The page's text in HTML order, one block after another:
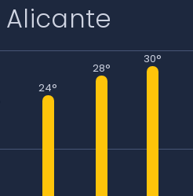
Alicante
24°
28°
30°
Politique de confidentialité.